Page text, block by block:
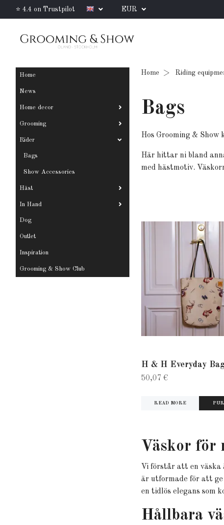
⭐ 4.4 on Trustpilot EUR
Home
News
Home decor
Grooming
Rider
Bags
Show Accessories
Häst
In Hand
Dog
Outlet
Inspiration
Grooming & Show Club
Home Riding
Bags
Hos Grooming &
Här hittar ni bland
med hästmotiv.
H & H Everyday
50,07 €
READ MORE
Väskor för
Vi förstår att en väska
är utformade för att
en tidlös elegans som
Hållbara